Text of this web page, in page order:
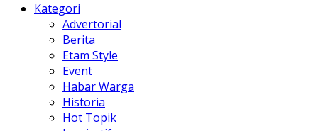
Kategori
Advertorial
Berita
Etam Style
Event
Habar Warga
Historia
Hot Topik